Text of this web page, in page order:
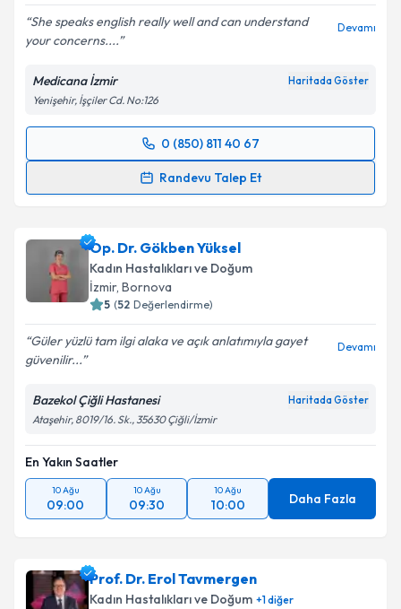
She speaks english really well and can understand
your concerns....
Devamı
Medicana İzmir Haritada Göster
Yenişehir, İşçiler Cd. No:126
0 (850) 811 40 67
Randevu Talep Et
Randevu Takvimi Talebi
takvim hazırlandığında e-posta ile bilgilendireceğiz.
E-posta Adresiniz
kapsamda işlenmesini kabul ediyorum.
Op. Dr. Gökben Yüksel
Kadın Hastalıkları ve Doğum
İzmir, Bornova
5 (52 Değerlendirme)
Güler yüzlü tam ilgi alaka ve açık anlatımıyla gayet
güvenilir...
Devamı
Bazekol Çiğli Hastanesi Haritada Göster
Ataşehir, 8019/16. Sk., 35630 Çiğli/İzmir
En Yakın Saatler
10 Ağu
09:00
10 Ağu
09:30
10 Ağu
10:00 Daha Fazla
Prof. Dr. Erol Tavmergen
Kadın Hastalıkları ve Doğum +1diğer